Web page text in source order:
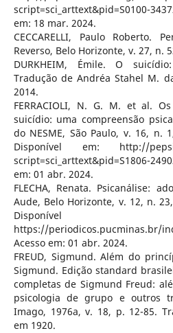
script=sci_arttext&pid=S0100-
em: 18 mar. 2024.
CECCARELLI, Paulo Roberto.
Reverso, Belo Horizonte, v. 27, n.
DURKHEIM, Émile. O
Tradução de Andréa Stahel M.
2014.
FERRACIOLI, N. G. M. et al.
suicídio: uma compreensão
do NESME, São Paulo, v. 16, n.
Disponível em: http://
script=sci_arttext&pid=S1806-
em: 01 abr. 2024.
FLECHA, Renata. Psicanálise:
Aude, Belo Horizonte, v. 12, n.
https://periodicos.pucminas.br/
Acesso em: 01 abr. 2024.
FREUD, Sigmund. Além do
Sigmund. Edição standard
completas de Sigmund Freud:
psicologia de grupo e outros
Imago, 1976a, v. 18, p. 12-85.
em 1920.